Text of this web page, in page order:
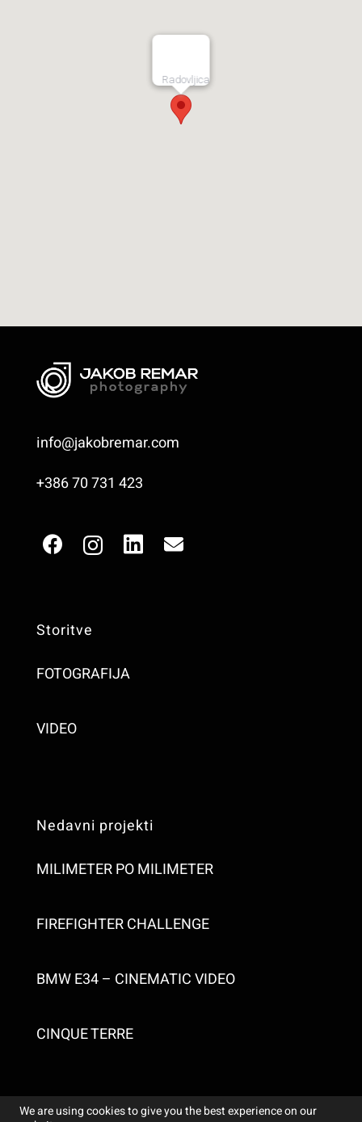
Radovljica
info@jakobremar.com
+386 70 731 423
Storitve
FOTOGRAFIJA
VIDEO
Nedavni projekti
MILIMETER PO MILIMETER
FIREFIGHTER CHALLENGE
BMW E34 – CINEMATIC VIDEO
CINQUE TERRE
We are using cookies to give you the best experience on our